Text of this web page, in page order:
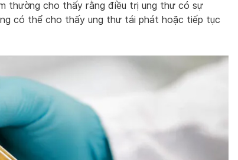
thường cho thấy rằng điều trị ung thư có sự
có thể cho thấy ung thư tái phát hoặc tiếp tục